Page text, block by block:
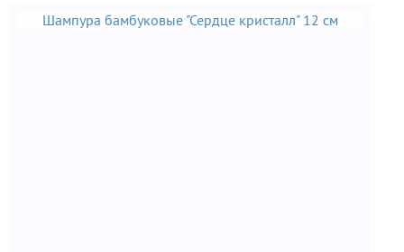
Шампура бамбуковые "Сердце кристалл" 12 см